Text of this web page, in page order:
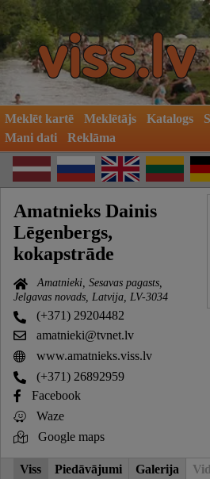
Meklēt kartē Meklētājs Katalogs
Mani dati
Reklāma
Amatnieks Dainis
Lēgenbergs,
kokapstrāde
Amatnieki, Sesavas pagasts,
Jelgavas novads, Latvija, LV-3034
(+371) 29204482
amatnieki@tvnet.lv
www.amatnieks.viss.lv
(+371) 26892959
Facebook
Waze
Google maps
Viss Piedāvājumi Galerija